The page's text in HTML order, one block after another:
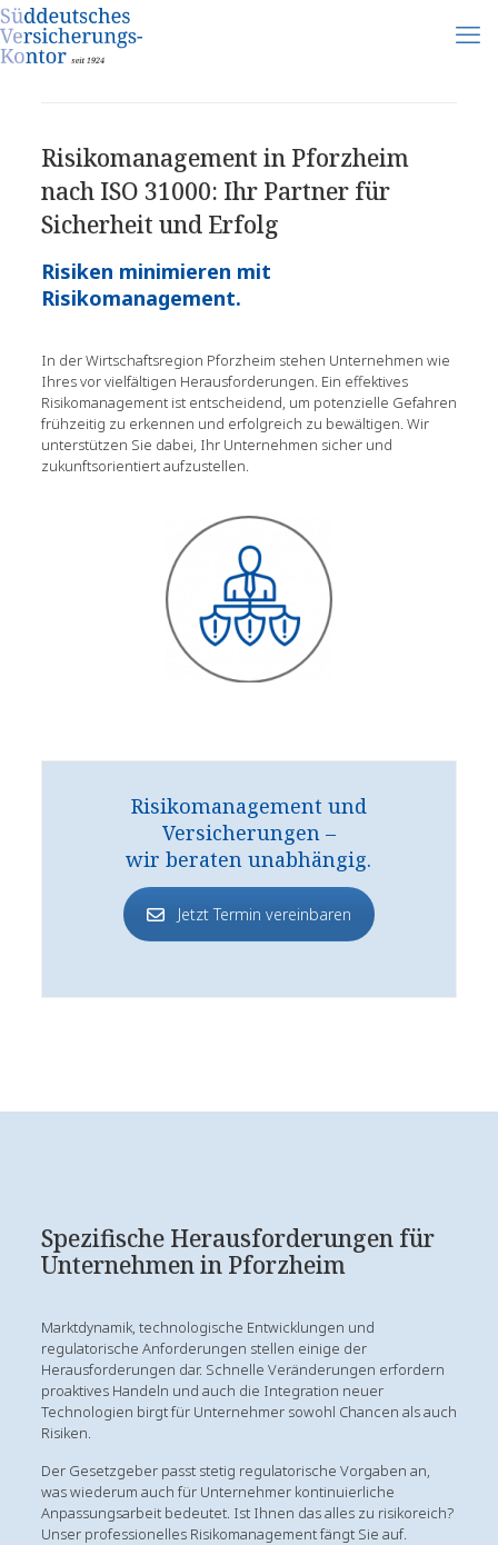
Risikomanagement in Pforzheim
nach ISO 31000: Ihr Partner für
Sicherheit und Erfolg
Risiken minimieren mit
Risikomanagement.
In der Wirtschaftsregion Pforzheim stehen Unternehmen wie
Ihres vor vielfältigen Herausforderungen. Ein effektives
Risikomanagement ist entscheidend, um potenzielle Gefahren
frühzeitig zu erkennen und erfolgreich zu bewältigen. Wir
unterstützen Sie dabei, Ihr Unternehmen sicher und
zukunftsorientiert aufzustellen.
Risikomanagement und
Versicherungen –
wir beraten unabhängig.
Jetzt Termin vereinbaren
Spezifische Herausforderungen für
Unternehmen in Pforzheim
Marktdynamik, technologische Entwicklungen und
regulatorische Anforderungen stellen einige der
Herausforderungen dar. Schnelle Veränderungen erfordern
proaktives Handeln und auch die Integration neuer
Technologien birgt für Unternehmer sowohl Chancen als auch
Risiken.
Der Gesetzgeber passt stetig regulatorische Vorgaben an,
was wiederum auch für Unternehmer kontinuierliche
Anpassungsarbeit bedeutet. Ist Ihnen das alles zu risikoreich?
Unser professionelles Risikomanagement fängt Sie auf.